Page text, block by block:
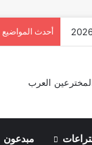
أحدث المواضيع
مبدعون